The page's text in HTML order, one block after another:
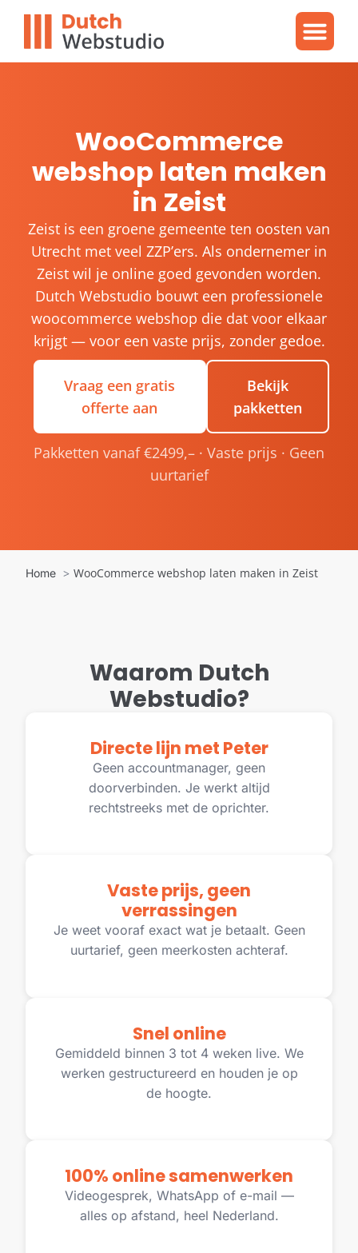
WooCommerce
webshop laten maken
in Zeist
Zeist is een groene gemeente ten oosten van
Utrecht met veel ZZP’ers. Als ondernemer in
Zeist wil je online goed gevonden worden.
Dutch Webstudio bouwt een professionele
woocommerce webshop die dat voor elkaar
krijgt — voor een vaste prijs, zonder gedoe.
Vraag een gratis
offerte aan
Bekijk
pakketten
Pakketten vanaf €2499,– · Vaste prijs · Geen
uurtarief
Home WooCommerce webshop laten maken in Zeist
Waarom Dutch
Webstudio?
Directe lijn met Peter
Geen accountmanager, geen
doorverbinden. Je werkt altijd
rechtstreeks met de oprichter.
Vaste prijs, geen
verrassingen
Je weet vooraf exact wat je betaalt. Geen
uurtarief, geen meerkosten achteraf.
Snel online
Gemiddeld binnen 3 tot 4 weken live. We
werken gestructureerd en houden je op
de hoogte.
100% online samenwerken
Videogesprek, WhatsApp of e-mail —
alles op afstand, heel Nederland.